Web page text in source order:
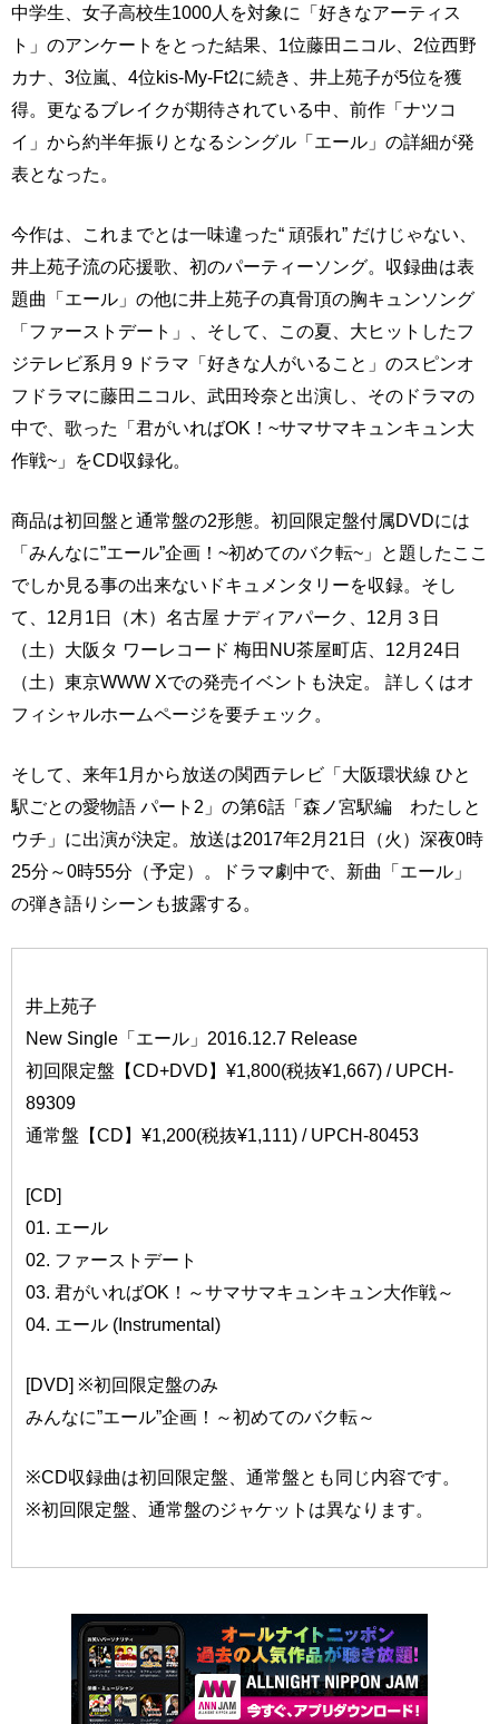
中学生、女子高校生1000人を対象に「好きなアーティス
ト」のアンケートをとった結果、1位藤田ニコル、2位西野
カナ、3位嵐、4位kis-My-Ft2に続き、井上苑子が5位を獲
得。更なるブレイクが期待されている中、前作「ナツコ
イ」から約半年振りとなるシングル「エール」の詳細が発
表となった。
今作は、これまでとは一味違った“ 頑張れ” だけじゃない、
井上苑子流の応援歌、初のパーティーソング。収録曲は表
題曲「エール」の他に井上苑子の真骨頂の胸キュンソング
「ファーストデート」、そして、この夏、大ヒットしたフ
ジテレビ系月９ドラマ「好きな人がいること」のスピンオ
フドラマに藤田ニコル、武田玲奈と出演し、そのドラマの
中で、歌った「君がいればOK！~サマサマキュンキュン大
作戦~」をCD収録化。
商品は初回盤と通常盤の2形態。初回限定盤付属DVDには
「みんなに”エール”企画！~初めてのバク転~」と題したここ
でしか見る事の出来ないドキュメンタリーを収録。そし
て、12月1日（木）名古屋 ナディアパーク、12月３日
（土）大阪タ ワーレコード 梅田NU茶屋町店、12月24日
（土）東京WWW Xでの発売イベントも決定。 詳しくはオ
フィシャルホームページを要チェック。
そして、来年1月から放送の関西テレビ「大阪環状線 ひと
駅ごとの愛物語 パート2」の第6話「森ノ宮駅編 わたしと
ウチ」に出演が決定。放送は2017年2月21日（火）深夜0時
25分～0時55分（予定）。ドラマ劇中で、新曲「エール」
の弾き語りシーンも披露する。
井上苑子
New Single「エール」2016.12.7 Release
初回限定盤【CD+DVD】¥1,800(税抜¥1,667) / UPCH-
89309
通常盤【CD】¥1,200(税抜¥1,111) / UPCH-80453
[CD]
01. エール
02. ファーストデート
03. 君がいればOK！～サマサマキュンキュン大作戦～
04. エール (Instrumental)
[DVD] ※初回限定盤のみ
みんなに”エール”企画！～初めてのバク転～
※CD収録曲は初回限定盤、通常盤とも同じ内容です。
※初回限定盤、通常盤のジャケットは異なります。